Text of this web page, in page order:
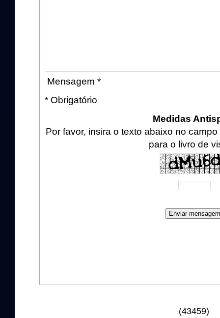
Mensagem *
* Obrigatório
Medidas
Por favor, insira o texto abaixo no
para o livro de
(43459)